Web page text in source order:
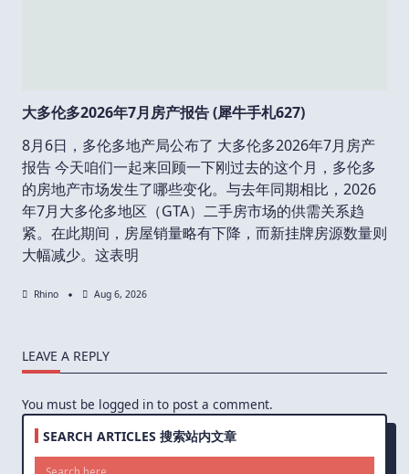
大多伦多2026年7月房产报告 (犀牛手札627)
8月6日，多伦多地产局公布了 大多伦多2026年7月房产
报告 今天咱们一起来回顾一下刚过去的这个月，多伦多
的房地产市场发生了哪些变化。与去年同期相比，2026
年7月大多伦多地区（GTA）二手房市场的供需关系趋
紧。在此期间，房屋销量略有下降，而新挂牌房源数量则
大幅减少。这表明
Rhino Aug 6, 2026
LEAVE A REPLY
You must be logged in to post a comment.
SEARCH ARTICLES 搜索站内文章